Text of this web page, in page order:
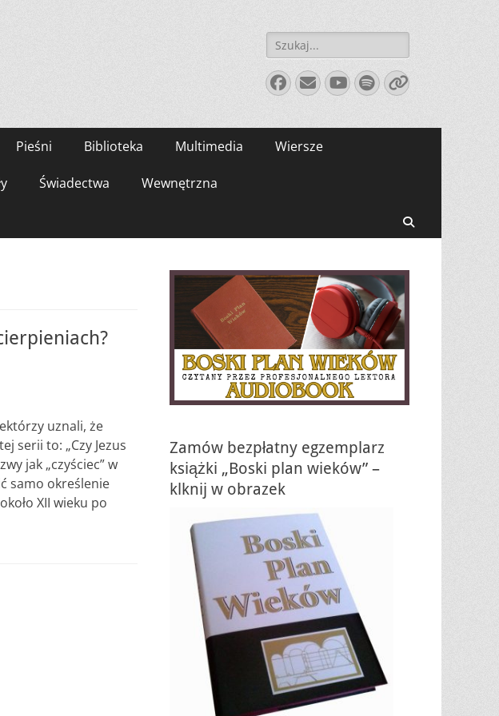
Szukaj:
Facebook
E-
mail
YouTube
Spotify
Link
Pieśni Biblioteka Multimedia Wiersze
Świadectwa Wewnętrzna
uznali, że
serii to: „Czy Jezus
jak „czyściec” w
samo określenie
XII wieku po
Zamów bezpłatny egzemplarz
książki „Boski plan wieków” –
klknij w obrazek